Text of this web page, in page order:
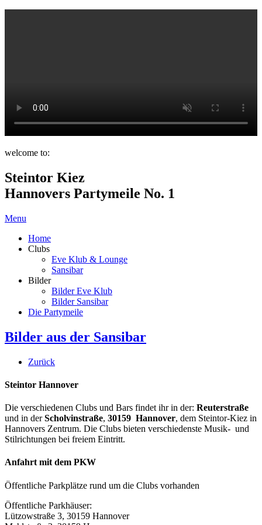
welcome to:
Steintor Kiez
Hannovers Partymeile No. 1
Menu
Home
Clubs
Eve Klub & Lounge
Sansibar
Bilder
Bilder Eve Klub
Bilder Sansibar
Die Partymeile
Bilder aus der Sansibar
Zurück
Steintor Hannover
Die verschiedenen Clubs und Bars findet ihr in der: Reuterstraße
und in derScholvinstraße, 30159 Hannover, dem Steintor-Kiez in
Hannovers Zentrum. Die Clubs bieten verschiedenste Musik- und
Stilrichtungen bei freiem Eintritt.
Anfahrt mit dem PKW
Öffentliche Parkplätze rund um die Clubs vorhanden
Öffentliche Parkhäuser:
Lützowstraße 3, 30159 Hannover